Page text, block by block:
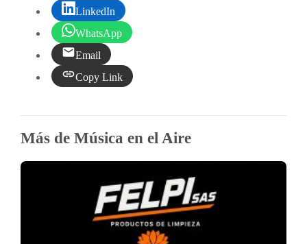
LinkedIn
WhatsApp
Email
Copy Link
Más de Música en el Aire